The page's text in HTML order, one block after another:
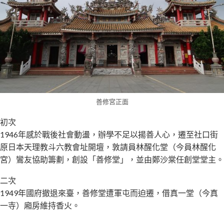
善修宮正面
初次
1946年感於戰後社會動盪，辦學不足以揚善人心，遷至社口街
原日本天理教斗六教會址開壇，敦請員林醒化堂（今員林醒化
宮）鸞友協助籌劃，創設「善修堂」，並由鄭沙棠任創堂堂主。
二次
1949年國府撤退來臺，善修堂遭軍屯而迫遷，借真一堂（今真
一寺）廂房維持香火。